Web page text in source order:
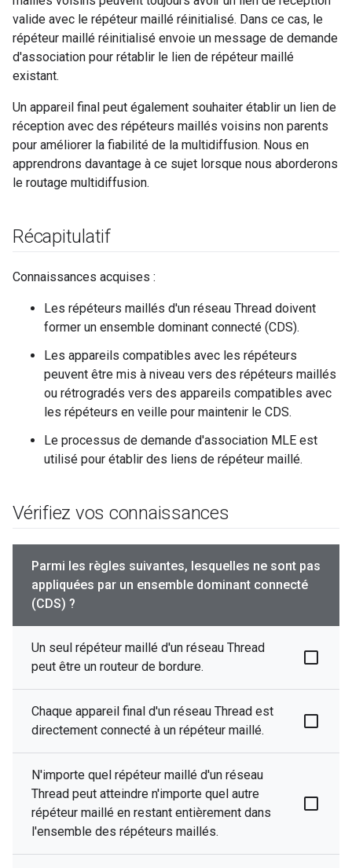
valide avec le répéteur maillé réinitialisé. Dans ce cas, le
répéteur maillé réinitialisé envoie un message de demande
d'association pour rétablir le lien de répéteur maillé
existant.
Un appareil final peut également souhaiter établir un lien de
réception avec des répéteurs maillés voisins non parents
pour améliorer la fiabilité de la multidiffusion. Nous en
apprendrons davantage à ce sujet lorsque nous aborderons
le routage multidiffusion.
Récapitulatif
Connaissances acquises :
Les répéteurs maillés d'un réseau Thread doivent
former un ensemble dominant connecté (CDS).
Les appareils compatibles avec les répéteurs
peuvent être mis à niveau vers des répéteurs maillés
ou rétrogradés vers des appareils compatibles avec
les répéteurs en veille pour maintenir le CDS.
Le processus de demande d'association MLE est
utilisé pour établir des liens de répéteur maillé.
Vérifiez vos connaissances
Parmi les règles suivantes, lesquelles ne sont pas
appliquées par un ensemble dominant connecté
(CDS) ?
Un seul répéteur maillé d'un réseau Thread
peut être un routeur de bordure.
Chaque appareil final d'un réseau Thread est
directement connecté à un répéteur maillé.
N'importe quel répéteur maillé d'un réseau
Thread peut atteindre n'importe quel autre
répéteur maillé en restant entièrement dans
l'ensemble des répéteurs maillés.